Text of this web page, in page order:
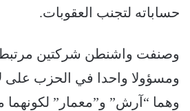
حساباته لتجنب العقوبات.
وصنفت واشنطن شركتين
ومسؤولا واحدا في الحزب على
وهما “آرش” و”معمار” لكونهما